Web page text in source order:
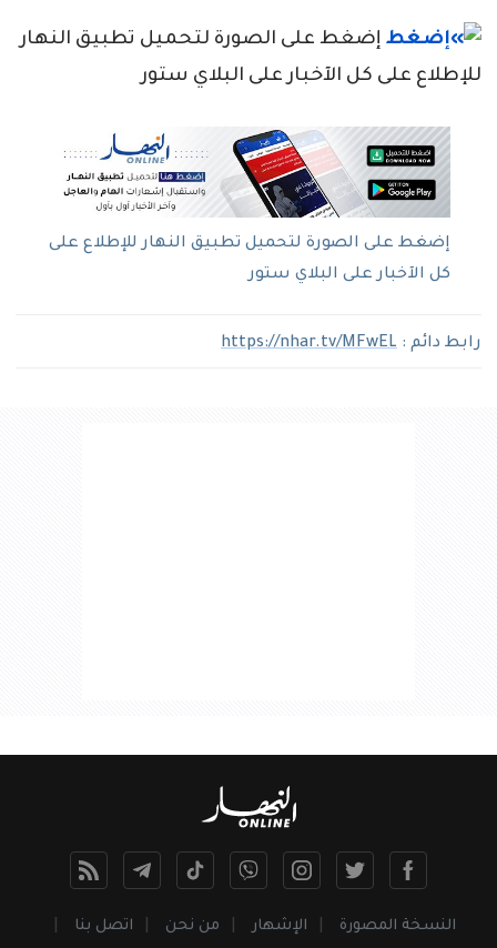
إضغط على الصورة لتحميل تطبيق النهار
للإطلاع على كل الآخبار على البلاي ستور
إضغط على الصورة لتحميل تطبيق النهار للإطلاع على
كل الآخبار على البلاي ستور
رابط دائم : https://nhar.tv/MFwEL
النسخة المصورة الإشهار من نحن اتصل بنا